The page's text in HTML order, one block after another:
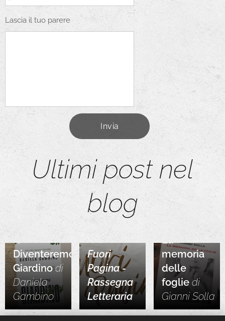
Lascia il tuo parere
Invia
Ultimi post nel
blog
Diventeremo
Giardinodi
Daniela
Gambino
14.07.2026
Fuori
Pagina -
Rassegna
Letteraria
La
memoria
delle
foglie di
GianniSolla